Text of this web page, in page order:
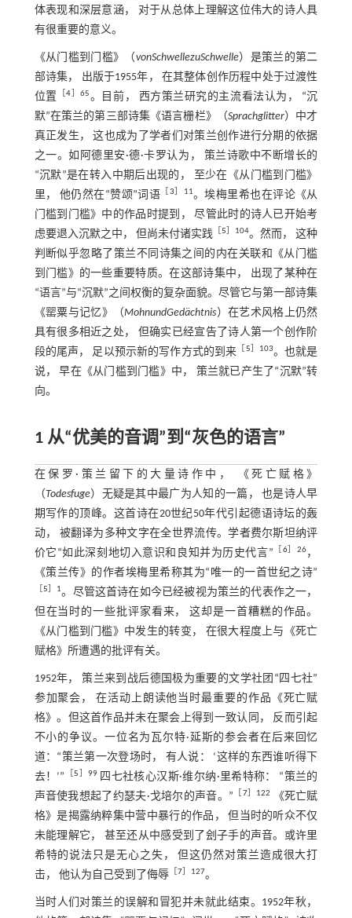
体表现和深层意涵， 对于从总体上理解这位伟大的诗人具
有很重要的意义。
《从门槛到门槛》（ vonSchwellezuSchwelle）是策兰的第二
部诗集， 出版于1955年， 在其整体创作历程中处于过渡性
位置
［4 ］65。目前， 西方策兰研究的主流看法认为， “沉
默”在策兰的第三部诗集《语言栅栏》（Sprachglitter）中才
真正发生， 这也成为了学者们对策兰创作进行分期的依据
之一。如阿德里安·德·卡罗认为， 策兰诗歌中不断增长的
“沉默”是在转入中期后出现的， 至少在《从门槛到门槛》
里， 他仍然在“赞颂”词语
3 ］11。埃梅里希也在评论《从
门槛到门槛》中的作品时提到， 尽管此时的诗人已开始考
虑要退入沉默之中， 但尚未付诸实践 ［5 ］104。然而， 这种
判断似乎忽略了策兰不同诗集之间的内在关联和《从门槛
到门槛》的一些重要特质。在这部诗集中， 出现了某种在
“语言”与“沉默”之间权衡的复杂面貌。尽管它与第一部诗集
《罂粟与记忆》（MohnundGedächtnis ）在艺术风格上仍然
具有很多相近之处， 但确实已经宣告了诗人第一个创作阶
段的尾声， 足以预示新的写作方式的到来
5 ］103。也就是
说， 早在《从门槛到门槛》中， 策兰就已产生了“沉默”转
向。
1 从“优美的音调”到“灰色的语言”
在保罗·策兰留下的大量诗作中， 《死亡赋格》
（Todesfuge）无疑是其中最广为人知的一篇， 也是诗人早
期写作的顶峰。这首诗在20世纪50年代引起德语诗坛的轰
动， 被翻译为多种文字在全世界流传。学者费尔斯坦纳评
价它“如此深刻地切入意识和良知并为历史代言”
6］26，
《策兰传》的作者埃梅里希称其为“唯一的一首世纪之诗”
5 ］1。尽管这首诗在如今已经被视为策兰的代表作之一，
但在当时的一些批评家看来， 这却是一首糟糕的作品。
《从门槛到门槛》中发生的转变， 在很大程度上与《死亡
赋格》所遭遇的批评有关。
1952年， 策兰来到战后德国极为重要的文学社团“四七社”
参加聚会， 在活动上朗读他当时最重要的作品《死亡赋
格》。但这首作品并未在聚会上得到一致认同， 反而引起
不小的争议。一位名为瓦尔特·延斯的参会者在后来回忆
道：“策兰第一次登场时， 有人说： ‘这样的东西谁听得下
去！’”
［5 ］99 四七社核心汉斯·维尔纳·里希特称： “策兰的
声音使我想起了约瑟夫·戈培尔的声音。”
7］122
《死亡赋
格》是揭露纳粹集中营中暴行的作品， 但当时的听众不仅
未能理解它， 甚至还从中感受到了刽子手的声音。或许里
希特的说法只是无心之失， 但这仍然对策兰造成很大打
击， 他认为自己受到了侮辱
7］127。
当时人们对策兰的误解和冒犯并未就此结束。1952年秋，